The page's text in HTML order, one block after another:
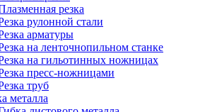
резка
рулонной стали
арматуры
на ленточнопильном станке
на гильотинных ножницах
пресс-ножницами
труб
металла